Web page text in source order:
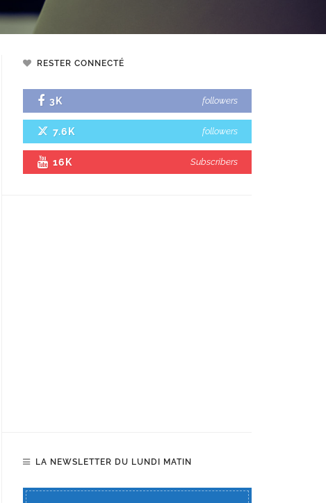
RESTER CONNECTÉ
3K followers
7.6K followers
16K Subscribers
LA NEWSLETTER DU LUNDI MATIN